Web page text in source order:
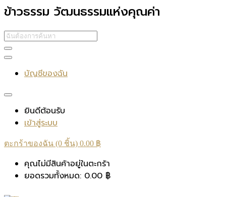
ข้าวธรรม วัฒนธรรมแห่งคุณค่า
บัญชีของฉัน
ยินดีต้อนรับ
เข้าสู่ระบบ
ตะกร้าของฉัน (0 ชิ้น) 0.00 ฿
คุณไม่มีสินค้าอยู่ในตะกร้า
ยอดรวมทั้งหมด: 0.00 ฿